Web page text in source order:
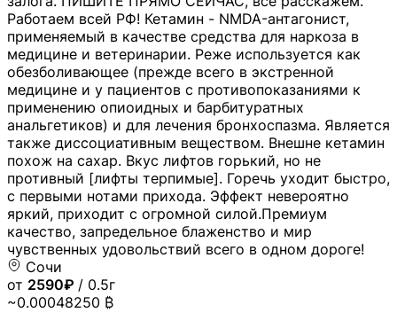
Работаем всей РФ! Кетамин - NMDA-антагонист,
применяемый в качестве средства для наркоза в
медицине и ветеринарии. Реже используется как
обезболивающее (прежде всего в экстренной
медицине и у пациентов с противопоказаниями к
применению опиоидных и барбитуратных
анальгетиков) и для лечения бронхоспазма. Является
также диссоциативным веществом. Внешне кетамин
похож на сахар. Вкус лифтов горький, но не
противный [лифты терпимые]. Горечь уходит быстро,
с первыми нотами прихода. Эффект невероятно
яркий, приходит с огромной силой.Премиум
качество, запредельное блаженство и мир
чувственных удовольствий всего в одном дороге!
Сочи
от 2590₽ / 0.5г
~0.00048250 ₿